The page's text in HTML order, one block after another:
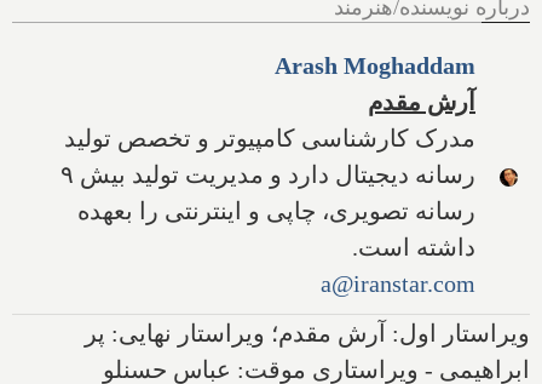
درباره نویسنده/هنرمند
Arash Moghaddam
آرش مقدم
مدرک کارشناسی کامپیوتر و تخصص تولید
رسانه دیجیتال دارد و مدیریت تولید بیش ۹
رسانه تصویری، چاپی و اینترنتی را بعهده
داشته است.
a@iranstar.com
ویراستار اول: آرش مقدم؛ ویراستار نهایی: پر
ابراهیمی - ویراستاری موقت: عباس حسنلو